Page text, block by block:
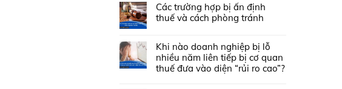
Các trường hợp bị ấn định
thuế và cách phòng tránh
Khi nào doanh nghiệp bị lỗ
nhiều năm liên tiếp bị cơ quan
thuế đưa vào diện “rủi ro cao”?